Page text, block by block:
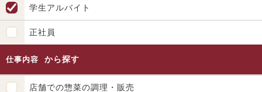
学生アルバイト
正社員
仕事内容 から探す
店舗での惣菜の調理・販売